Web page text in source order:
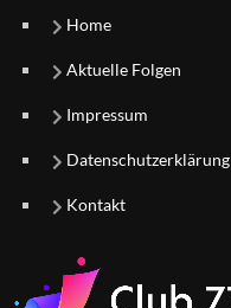
Home
Aktuelle Folgen
Impressum
Datenschutzerklärung
Kontakt